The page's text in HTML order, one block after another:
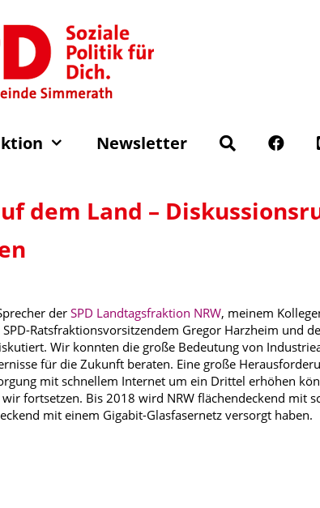
Newsletter
dem Land –
der SPD Landtagsfraktion NRW, meinem
Ratsfraktionsvorsitzendem Gregor Harzheim und
Wir konnten die große Bedeutung von
für die Zukunft beraten. Eine große Herausforderu
mit schnellem Internet um ein Drittel erhöhen
fortsetzen. Bis 2018 wird NRW flächendeckend mit
mit einem Gigabit-Glasfasernetz versorgt haben.